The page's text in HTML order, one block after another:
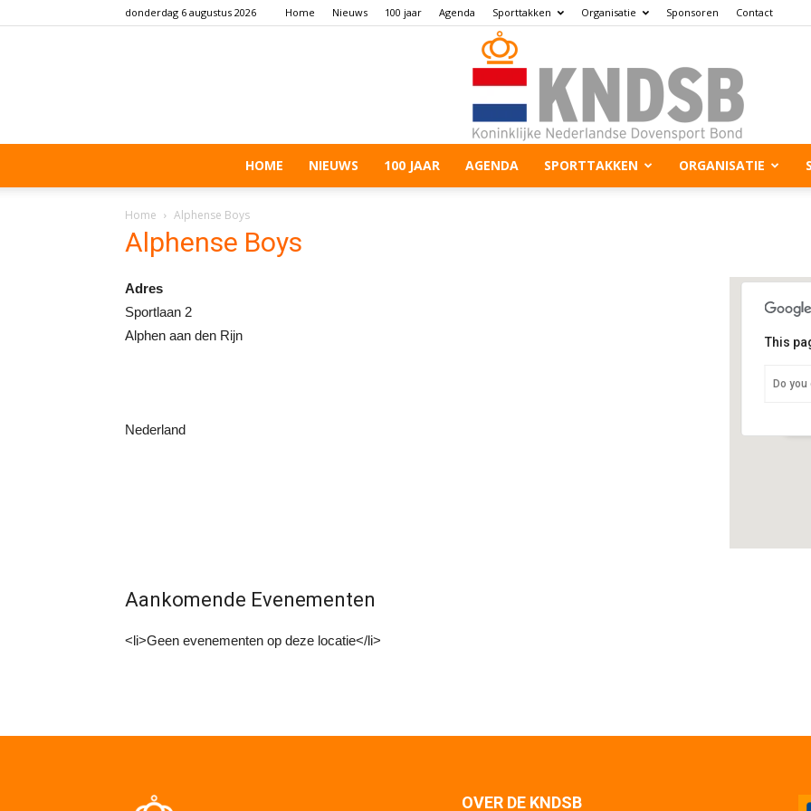
donderdag 6 augustus 2026 Home Nieuws 100 jaar Agenda Sporttakken Organisatie Sponsoren Contact
HOME NIEUWS 100 JAAR AGENDA SPORTTAKKEN ORGANISATIE
Home Alphense Boys
Alphense Boys
This
Do
Adres
Sportlaan 2
Alphen aan den Rijn
Nederland
Aankomende Evenementen
<li>Geen evenementen op deze locatie</li>
OVER DE KNDSB